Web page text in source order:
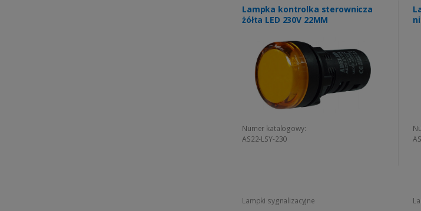
Lampka kontrolka sterownicza
żółta LED 230V 22MM
Numer katalogowy:
AS22-LSY-230
Lampki sygnalizacyjne